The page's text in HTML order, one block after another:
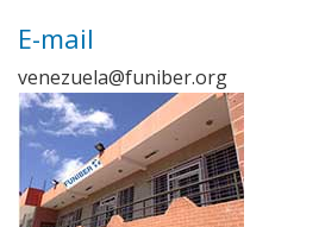
E-mail
venezuela@funiber.org